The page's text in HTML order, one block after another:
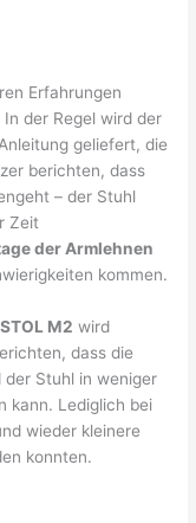
Erfahrungen
der Regel wird der
geliefert, die
berichten, dass
– der Stuhl
Zeit
der Armlehnen
kommen.
M2 wird
dass die
der Stuhl in weniger
kann. Lediglich bei
wieder kleinere
konnten.